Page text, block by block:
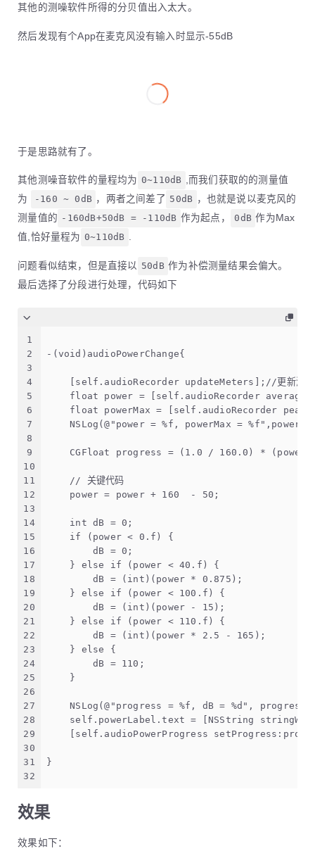
其他的测噪软件所得的分贝值出入太大。
然后发现有个App在麦克风没有输入时显示-55dB
于是思路就有了。
其他测噪音软件的量程均为 0~110dB ,而我们获取的的测量值
为
-160 ~ 0dB ，两者之间差了 50dB ，也就是说以麦克风的
测量值的 -160dB+50dB = -110dB 作为起点， 0dB 作为Max
值,恰好量程为 0~110dB .
问题看似结束，但是直接以 50dB 作为补偿测量结果会偏大。
最后选择了分段进行处理，代码如下
1
2
3
4
5
6
7
8
9
10
11
12
13
14
15
16
17
18
19
20
21
22
23
24
25
26
27
28
29
30
31
32
-(void)audioPowerChange{
[self.audioRecorder updateMeters];//更新测量
float power = [self.audioRecorder
float powerMax = [self.audioRecorder
NSLog(@"power = %f, powerMax = %f",power,
CGFloat progress = (1.0 / 160.0) * (power
    // 关键代码
    power = power + 160  - 50;
    int dB = 0;
    if (power < 0.f) {
        dB = 0;
    } else if (power < 40.f) {
        dB = (int)(power * 0.875);
    } else if (power < 100.f) {
        dB = (int)(power - 15);
    } else if (power < 110.f) {
        dB = (int)(power * 2.5 - 165);
    } else {
        dB = 110;
    }
NSLog(@"progress = %f, dB = %d", progress,
self.powerLabel.text = [NSString
[self.audioPowerProgress
}
效果
效果如下：